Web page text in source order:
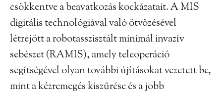
csökkentve a beavatkozás kockázatait. A MIS
digitális technológiával való ötvözésével
létrejött a robotasszisztált minimál invazív
sebészet (RAMIS), amely teleoperáció
segítségével olyan további újításokat vezetett be,
mint a kézremegés kiszűrése és a jobb